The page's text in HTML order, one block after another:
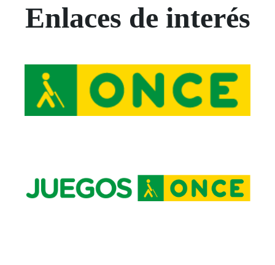
Enlaces de interés